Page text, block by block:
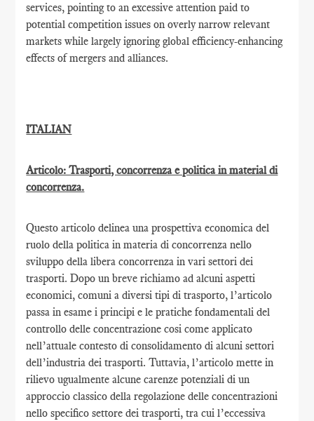
services, pointing to an excessive attention paid to
potential competition issues on overly narrow relevant
markets while largely ignoring global efficiency-enhancing
effects of mergers and alliances.
ITALIAN
Articolo: Trasporti, concorrenza e politica in material di
concorrenza.
Questo articolo delinea una prospettiva economica del
ruolo della politica in materia di concorrenza nello
sviluppo della libera concorrenza in vari settori dei
trasporti. Dopo un breve richiamo ad alcuni aspetti
economici, comuni a diversi tipi di trasporto, l’articolo
passa in esame i principi e le pratiche fondamentali del
controllo delle concentrazione cosi come applicato
nell’attuale contesto di consolidamento di alcuni settori
dell’industria dei trasporti. Tuttavia, l’articolo mette in
rilievo ugualmente alcune carenze potenziali di un
approccio classico della regolazione delle concentrazioni
nello specifico settore dei trasporti, tra cui l’eccessiva